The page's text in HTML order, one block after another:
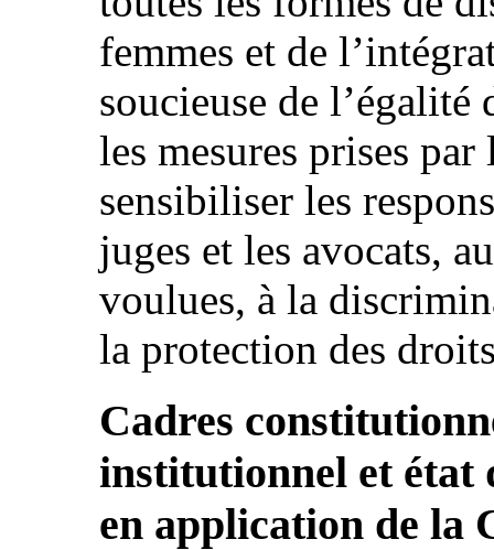
femmes et de
soucieuse de l’égalité
les mesures prises
sensibiliser les
juges et les avocats,
voulues, à la
la protection des
Cadres
institutionnel et état
en application de la